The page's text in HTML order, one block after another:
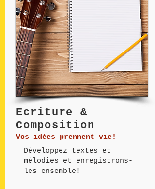
Ecriture &
Composition
Vos idées prennent vie!
Développez textes et
mélodies et enregistrons-
les ensemble!​